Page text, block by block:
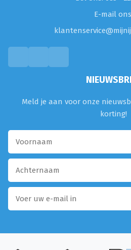
E-mail
Meld je aan voor onze
korting!